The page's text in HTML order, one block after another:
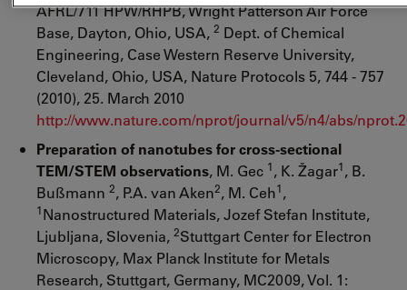
AFRL/711 HPW/RHPB, Wright Patterson Air Force
Base, Dayton, Ohio, USA, 2 Dept. of Chemical
Engineering, Case Western Reserve University,
Cleveland, Ohio, USA, Nature Protocols 5, 744 - 757
(2010), 25. March 2010
http://www.nature.com/nprot/journal/v5/n4/abs/
Preparation of nanotubes for cross-sectional
TEM/STEM observations, M. Gec 1, K. Žagar1, B.
Bußmann 2, P.A. van Aken2, M. Ceh1,
1Nanostructured Materials, Jozef Stefan Institute,
Ljubljana, Slovenia, 2Stuttgart Center for Electron
Microscopy, Max Planck Institute for Metals
Research, Stuttgart, Germany, MC2009, Vol. 1: